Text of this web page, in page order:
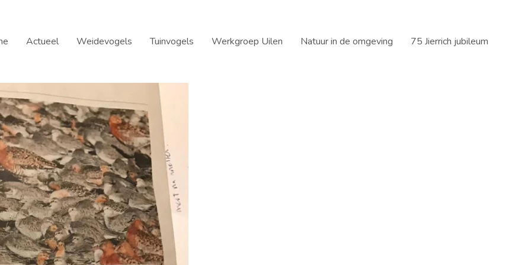
Actueel Weidevogels Tuinvogels Werkgroep Uilen Natuur in de omgeving 75 Jierrich jubileum